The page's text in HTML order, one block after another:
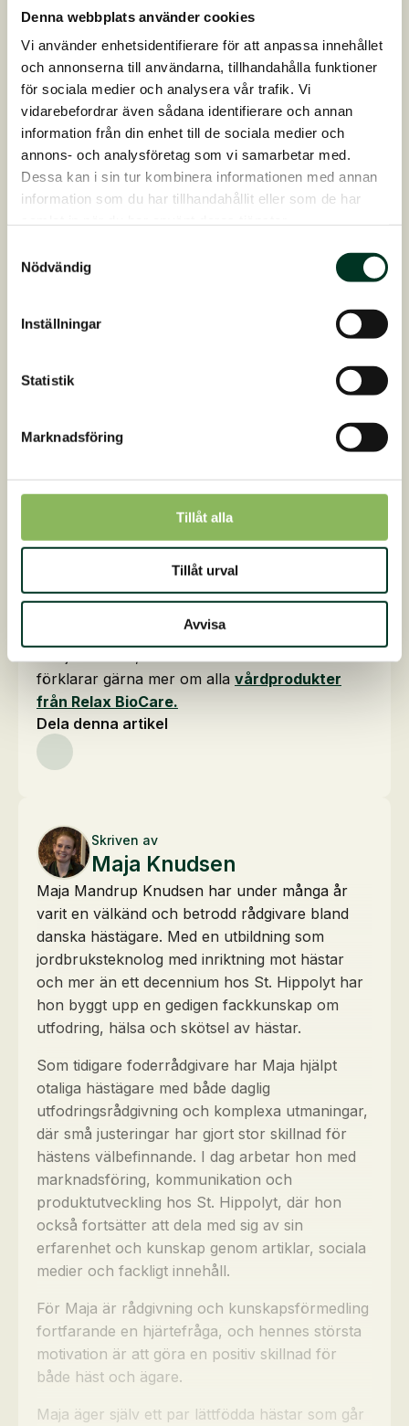
Denna webbplats använder cookies
Vi använder enhetsidentifierare för att anpassa innehållet
och annonserna till användarna, tillhandahålla funktioner
för sociala medier och analysera vår trafik. Vi
vidarebefordrar även sådana identifierare och annan
information från din enhet till de sociala medier och
annons- och analysföretag som vi samarbetar med.
Dessa kan i sin tur kombinera informationen med annan
information som du har tillhandahållit eller som de har
Nödvändig
Inställningar
Statistik
Marknadsföring
Tillåt alla
Tillåt urval
Avvisa
Zem Lotion
För att lindra tendensen till tovig man och
svans
Lotion för hästar med säsongsbundna,
återkommande hudirritationer
Verkar lugnande och regenererande på
hud och päls
Särskilt bra om hästen har kliat sig
speglar harmonin mellan djur, människor och
fungerar optimalt tillsammans med djuren. De
ska både vara effektiva och behagliga att
använda växternas och jordens styrkor i
produkterna. Vi tar hand om djuren enligt deras
behov och arbetar efter hållbarhetsprincipen,
både i produktion och förpackning.
Om du är nyfiken på vårdprodukter som kan
förklarar gärna mer om alla vårdprodukter
från Relax BioCare.
Dela denna artikel
Skriven av
Maja Knudsen
Maja Mandrup Knudsen har under många år
varit en välkänd och betrodd rådgivare bland
danska hästägare. Med en utbildning som
jordbruksteknolog med inriktning mot hästar
och mer än ett decennium hos St. Hippolyt har
hon byggt upp en gedigen fackkunskap om
utfodring, hälsa och skötsel av hästar.
Som tidigare foderrådgivare har Maja hjälpt
otaliga hästägare med både daglig
utfodringsrådgivning och komplexa utmaningar,
där små justeringar har gjort stor skillnad för
hästens välbefinnande. I dag arbetar hon med
marknadsföring, kommunikation och
produktutveckling hos St. Hippolyt, där hon
också fortsätter att dela med sig av sin
erfarenhet och kunskap genom artiklar, sociala
medier och fackligt innehåll.
För Maja är rådgivning och kunskapsförmedling
fortfarande en hjärtefråga, och hennes största
motivation är att göra en positiv skillnad för
både häst och ägare.
Maja äger själv ett par lättfödda hästar som går